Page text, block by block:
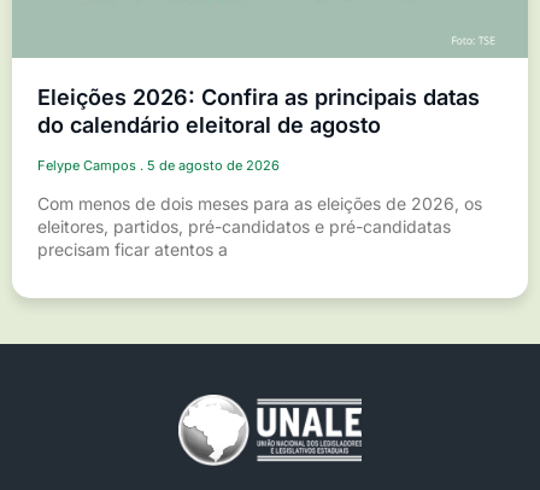
Eleições 2026: Confira as principais datas
do calendário eleitoral de agosto
Felype Campos 5 de agosto de 2026
Com menos de dois meses para as eleições de 2026, os
eleitores, partidos, pré-candidatos e pré-candidatas
precisam ficar atentos a